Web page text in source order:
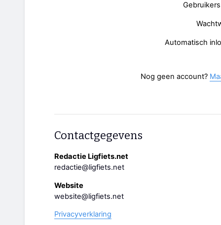
Automatisch
Nog geen account?
Contactgegevens
Redactie Ligfiets.net
redactie@ligfiets.net
Website
website@ligfiets.net
Privacyverklaring